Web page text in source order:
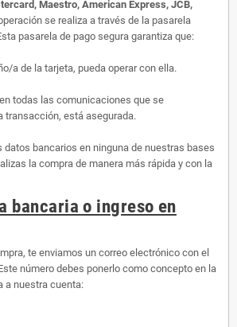
Maestro, American Express, JCB,
se realiza a través de la pasarela
pasarela de pago segura garantiza que:
a de la tarjeta, pueda operar con ella.
todas las comunicaciones que se
transacción, está asegurada.
bancarios en ninguna de nuestras bases
la compra de manera más rápida y con la
bancaria o ingreso en
te enviamos un correo electrónico con el
número debes ponerlo como concepto en la
a nuestra cuenta: